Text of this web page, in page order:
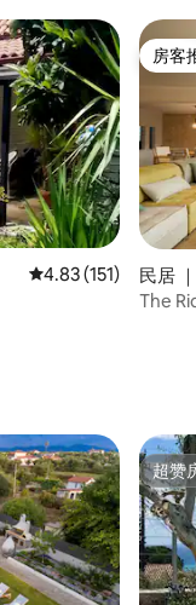
平均评分 4.83 分（
4.83 (151)
房客
房客
民居
The
超赞
超赞